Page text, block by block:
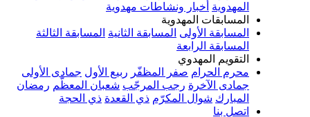
أخبار ونشاطات مهدوية
المهدوية
الأولى المسابقة الثانية المسابقة الثالثة
الرابعة
المهدوي
الحرام
صفر المظفّر ربيع الأول جمادى الأولى
رجب المرجّب شعبان المعظّم رمضان
شوال المكرّم ذي القعدة ذي الحجة